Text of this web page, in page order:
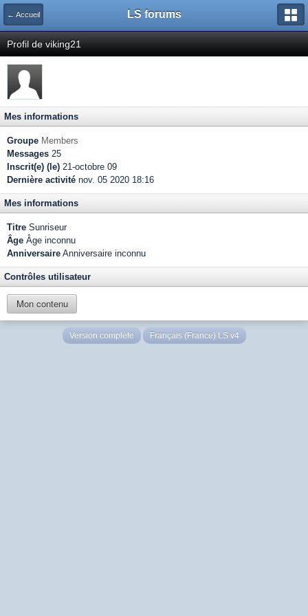
← Accueil LS forums
Profil de viking21
Mes informations
Groupe Members
Messages 25
Inscrit(e) (le) 21-octobre 09
Dernière activité nov. 05 2020 18:16
Mes informations
Titre Sunriseur
Âge Âge inconnu
Anniversaire Anniversaire inconnu
Contrôles utilisateur
Mon contenu
Version complète Français (France) LS v4